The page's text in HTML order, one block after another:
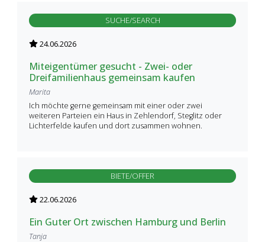
SUCHE/SEARCH
24.06.2026
Miteigentümer gesucht - Zwei- oder
Dreifamilienhaus gemeinsam kaufen
Marita
Ich möchte gerne gemeinsam mit einer oder zwei
weiteren Parteien ein Haus in Zehlendorf, Steglitz oder
Lichterfelde kaufen und dort zusammen wohnen.
BIETE/OFFER
22.06.2026
Ein Guter Ort zwischen Hamburg und Berlin
Tanja